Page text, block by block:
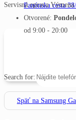
Panónska cesta
Otvorené:
od 9:00 - 20:00
Search for:
Servisná oprava
Späť na Samsung